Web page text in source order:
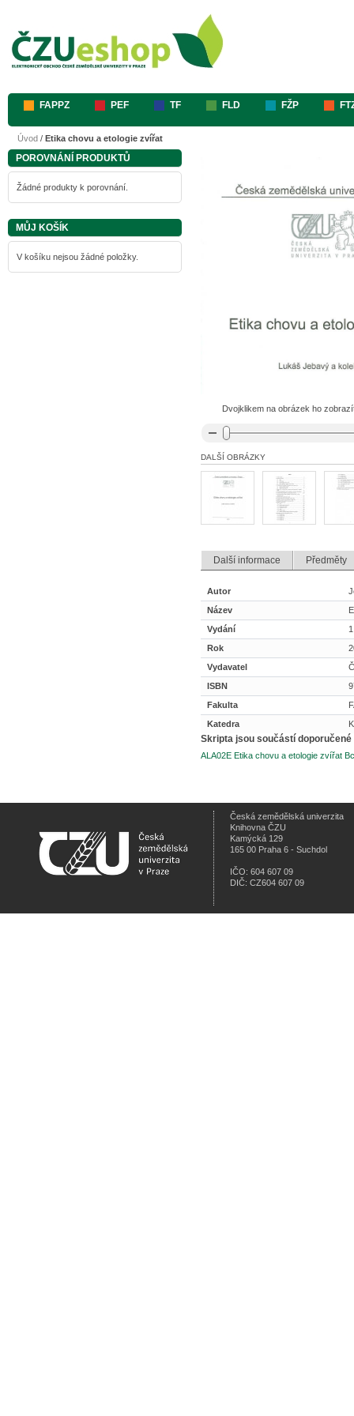
FAPPZ PEF TF FLD FŽP
Úvod / Etika chovu a etologie zvířat
Dvojklikem na obrázek ho
DALŠÍ OBRÁZKY
Další informace Předměty
Autor
Název
Vydání
Rok
Vydavatel
ISBN
Fakulta
Katedra
Skripta jsou součástí
ALA02E Etika chovu a etologie zvířat
POROVNÁNÍ PRODUKTŮ
Žádné produkty k porovnání.
MŮJ KOŠÍK
V košíku nejsou žádné položky.
Česká zemědělská univerzita
Knihovna ČZU
Kamýcká 129
165 00 Praha 6 - Suchdol
IČO: 604 607 09
DIČ: CZ604 607 09